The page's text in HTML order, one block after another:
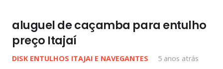
aluguel de caçamba para entulho
preço Itajaí
DISK ENTULHOS ITAJAI E NAVEGANTES 5 anos atrás